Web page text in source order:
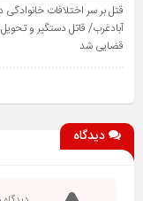
قتل بر سر اختلافات خانوادگی
آبادغرب/ قاتل دستگیر و
قضایی شد
دیدگاه